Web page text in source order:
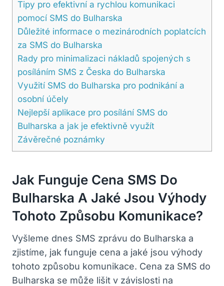
Tipy pro efektivní a rychlou komunikaci
pomocí SMS do‍ Bulharska
Důležité informace o mezinárodních poplatcích
za SMS ‌do Bulharska
Rady pro minimalizaci nákladů spojených s
posíláním SMS ‍z Česka⁣ do Bulharska
Využití SMS do Bulharska pro podnikání a
osobní účely
Nejlepší ⁤aplikace pro posílání ‍SMS ⁤do
Bulharska ‌a ⁢jak‍ je efektivně využít
Závěrečné poznámky
Jak ⁣funguje ‍cena‍ SMS Do
Bulharska⁤ A Jaké Jsou Výhody
Tohoto Způsobu Komunikace?
Vyšleme⁣ dnes SMS zprávu do Bulharska a⁣
zjistíme, jak funguje cena⁤ a jaké jsou ‍výhody
tohoto způsobu komunikace. Cena za SMS do
⁤Bulharska se ⁢může lišit ⁣v ‌závislosti na